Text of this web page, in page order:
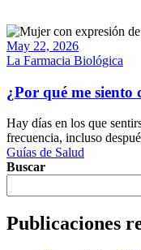
May 22, 2026
La Farmacia Biológica
¿Por qué me
Hay días en los que
frecuencia, incluso
Guías de Salud
Buscar
Publicaciones